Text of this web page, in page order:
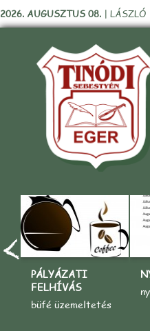
2026. AUGUSZTUS 08. | LÁSZLÓ
PÁLYÁZATI
FELHÍVÁS
büfé üzemeltetés